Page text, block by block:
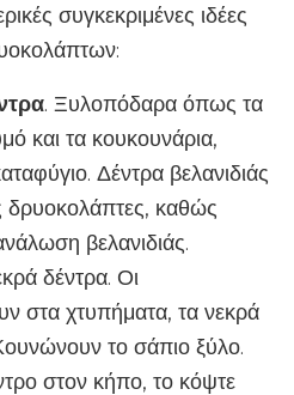
συγκεκριμένες ιδέες
. Ξυλοπόδαρα όπως τα
και τα κουκουνάρια,
Δέντρα βελανιδιάς
δρυοκολάπτες, καθώς
βελανιδιάς.
δέντρα. Οι
στα χτυπήματα, τα νεκρά
το σάπιο ξύλο.
στον κήπο, το κόψτε